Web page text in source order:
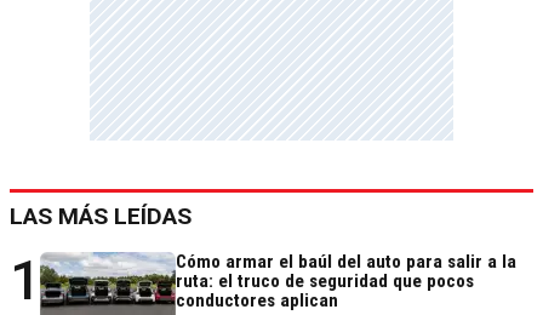
LAS MÁS LEÍDAS
1
Cómo armar el baúl del auto para salir a la
ruta: el truco de seguridad que pocos
conductores aplican